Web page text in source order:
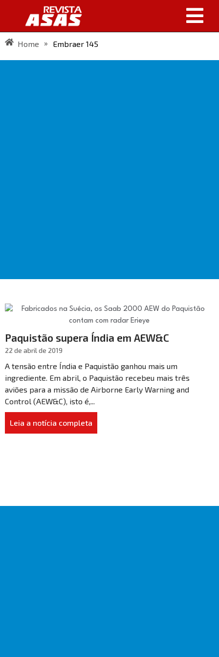
Home » Embraer 145
Paquistão supera Índia em AEW&C
22 de abril de 2019
A tensão entre Índia e Paquistão ganhou mais um
ingrediente. Em abril, o Paquistão recebeu mais três
aviões para a missão de Airborne Early Warning and
Control (AEW&C), isto é,...
Leia a notícia completa